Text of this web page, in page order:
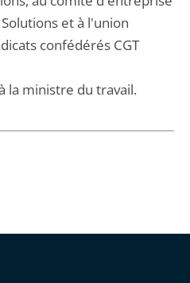
et à l'union
confédérés CGT
la ministre du travail.